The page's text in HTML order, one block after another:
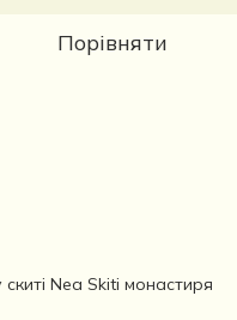
Порівняти
Nea Skiti монастиря